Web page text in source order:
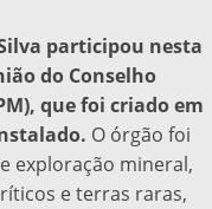
participou nesta
do Conselho
que foi criado em
O órgão foi
exploração mineral,
e terras raras,